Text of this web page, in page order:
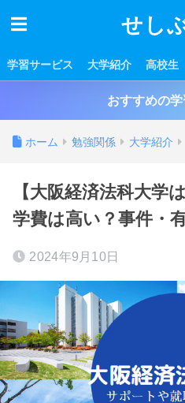
せし
学習サービス 大学紹介 高校生
おすすめの
ホーム 勉強関係 大学紹介
【大阪経済法科大学
学費は高い？事件・
2024年9月10日